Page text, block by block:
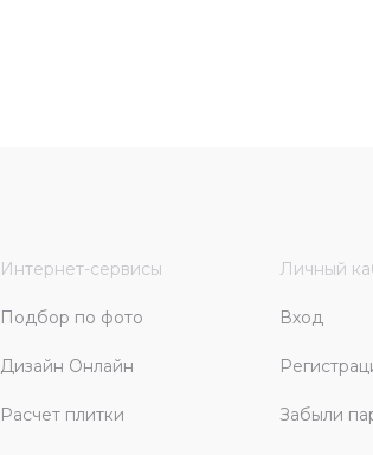
Интернет-сервисы
Подбор по фото
Дизайн Онлайн
Расчет плитки
Личный
Вход
Забыли